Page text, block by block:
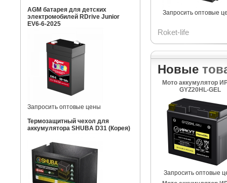
AGM батарея для детских
электромобилей RDrive Junior
EV6-6-2025
Запросить оптовые цены
Термозащитный чехол для
аккумулятора SHUBA D31 (Корея)
Запросить оптовые
Roket-life
Новые
Мото аккумулятор
GYZ20HL-GEL
Запросить оптовые